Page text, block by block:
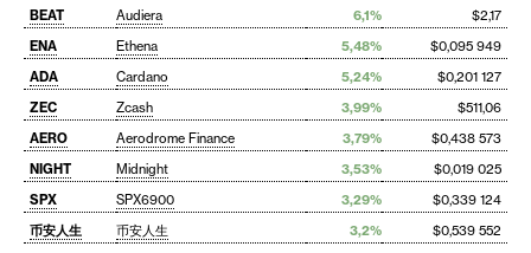
BEAT
Audiera 6,1%
$2,17
ENA
Ethena 5,48%
$0,095 949
ADA
Cardano 5,24%
$0,201 127
ZEC
Zcash 3,99%
$511,06
AERO
Aerodrome Finance 3,79%
$0,438 573
NIGHT
Midnight 3,53%
$0,019 025
SPX
SPX6900 3,29%
$0,339 124
币安人生
币安人生 3,2% $0,539 552